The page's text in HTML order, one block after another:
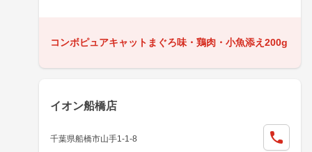
コンボピュアキャットまぐろ味・鶏肉・小魚添え200g
イオン船橋店
千葉県船橋市山手1-1-8